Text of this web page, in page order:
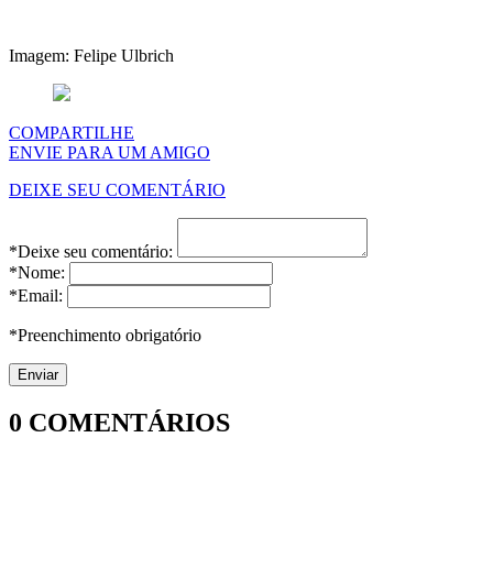
Imagem: Felipe Ulbrich
COMPARTILHE
ENVIE PARA UM AMIGO
DEIXE SEU COMENTÁRIO
*Deixe seu comentário:
*Nome:
*Email:
*Preenchimento obrigatório
0 COMENTÁRIOS